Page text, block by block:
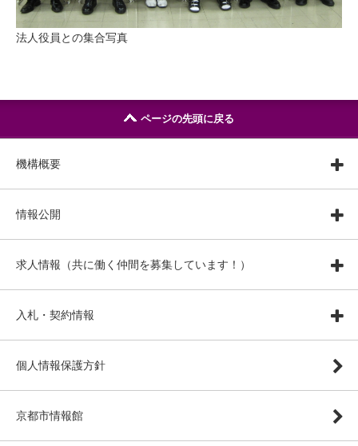
法人役員との集合写真
ページの先頭に戻る
機構概要
情報公開
求人情報（共に働く仲間を募集しています！）
入札・契約情報
個人情報保護方針
京都市情報館